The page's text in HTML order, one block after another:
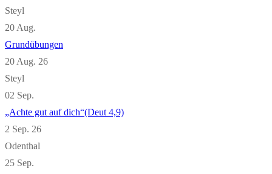
Steyl
20 Aug.
Grundübungen
20 Aug. 26
Steyl
02 Sep.
„Achte gut auf dich“(Deut 4,9)
2 Sep. 26
Odenthal
25 Sep.